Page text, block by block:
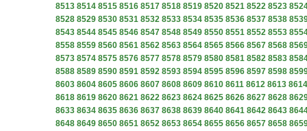
8513 8514 8515 8516 8517 8518 8519 8520 8521 8522 8523
8528 8529 8530 8531 8532 8533 8534 8535 8536 8537 8538
8543 8544 8545 8546 8547 8548 8549 8550 8551 8552 8553
8558 8559 8560 8561 8562 8563 8564 8565 8566 8567 8568
8573 8574 8575 8576 8577 8578 8579 8580 8581 8582 8583
8588 8589 8590 8591 8592 8593 8594 8595 8596 8597 8598
8603 8604 8605 8606 8607 8608 8609 8610 8611 8612 8613 8614
8618 8619 8620 8621 8622 8623 8624 8625 8626 8627 8628
8633 8634 8635 8636 8637 8638 8639 8640 8641 8642 8643
8648 8649 8650 8651 8652 8653 8654 8655 8656 8657 8658